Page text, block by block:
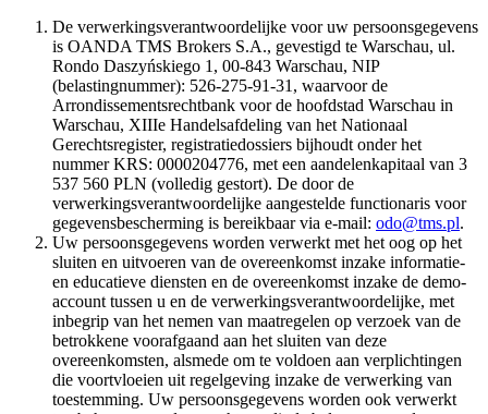
De verwerkingsverantwoordelijke voor uw persoonsgegevens
is OANDA TMS Brokers S.A., gevestigd te Warschau, ul.
Rondo Daszyńskiego 1, 00-843 Warschau, NIP
(belastingnummer): 526-275-91-31, waarvoor de
Arrondissementsrechtbank voor de hoofdstad Warschau in
Warschau, XIIIe Handelsafdeling van het Nationaal
Gerechtsregister, registratiedossiers bijhoudt onder het
nummer KRS: 0000204776, met een aandelenkapitaal van 3
537 560 PLN (volledig gestort). De door de
verwerkingsverantwoordelijke aangestelde functionaris voor
gegevensbescherming is bereikbaar via e-mail: odo@tms.pl.
Uw persoonsgegevens worden verwerkt met het oog op het
sluiten en uitvoeren van de overeenkomst inzake informatie-
en educatieve diensten en de overeenkomst inzake de demo-
account tussen u en de verwerkingsverantwoordelijke, met
inbegrip van het nemen van maatregelen op verzoek van de
betrokkene voorafgaand aan het sluiten van deze
overeenkomsten, alsmede om te voldoen aan verplichtingen
die voortvloeien uit regelgeving inzake de verwerking van
toestemming. Uw persoonsgegevens worden ook verwerkt